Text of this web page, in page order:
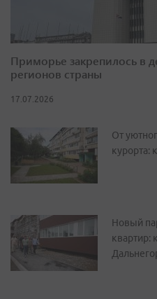
Приморье закрепилось в
регионов страны
17.07.2026
От
курорта:
Новый
квартир: